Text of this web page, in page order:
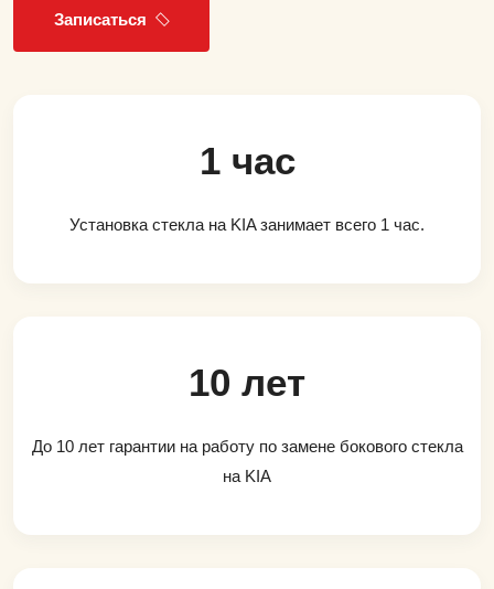
Записаться
1 час
Установка стекла на KIA занимает всего 1 час.
10 лет
До 10 лет гарантии на работу по замене бокового стекла
на KIA